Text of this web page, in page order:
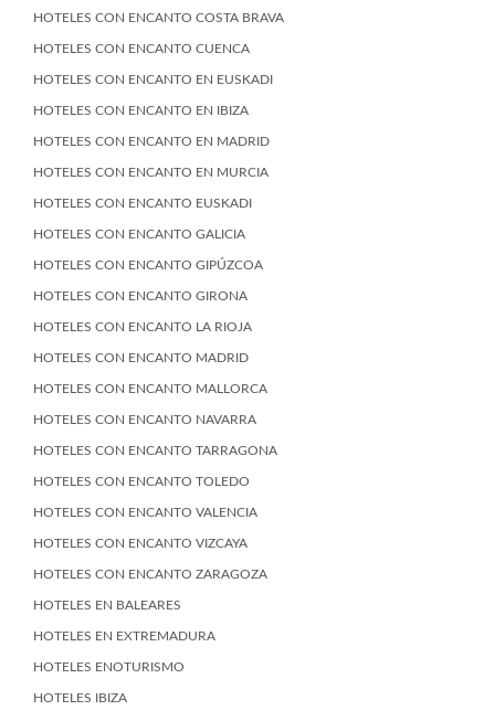
HOTELES CON ENCANTO COSTA BRAVA
HOTELES CON ENCANTO CUENCA
HOTELES CON ENCANTO EN EUSKADI
HOTELES CON ENCANTO EN IBIZA
HOTELES CON ENCANTO EN MADRID
HOTELES CON ENCANTO EN MURCIA
HOTELES CON ENCANTO EUSKADI
HOTELES CON ENCANTO GALICIA
HOTELES CON ENCANTO GIPÚZCOA
HOTELES CON ENCANTO GIRONA
HOTELES CON ENCANTO LA RIOJA
HOTELES CON ENCANTO MADRID
HOTELES CON ENCANTO MALLORCA
HOTELES CON ENCANTO NAVARRA
HOTELES CON ENCANTO TARRAGONA
HOTELES CON ENCANTO TOLEDO
HOTELES CON ENCANTO VALENCIA
HOTELES CON ENCANTO VIZCAYA
HOTELES CON ENCANTO ZARAGOZA
HOTELES EN BALEARES
HOTELES EN EXTREMADURA
HOTELES ENOTURISMO
HOTELES IBIZA